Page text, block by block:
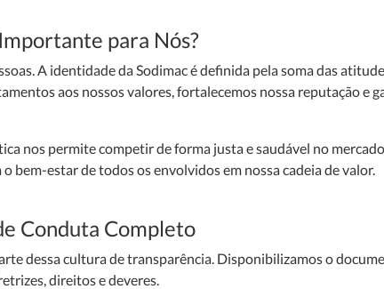
para Nós?
A identidade da Sodimac é definida pela soma das
aos nossos valores, fortalecemos nossa reputação e
nos permite competir de forma justa e saudável no
bem-estar de todos os envolvidos em nossa cadeia de valor.
Conduta Completo
dessa cultura de transparência. Disponibilizamos o
direitos e deveres.